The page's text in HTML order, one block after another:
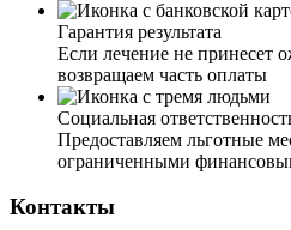
Гарантия результата
Если лечение не принесет
возвращаем часть оплаты
Социальная
Предоставляем льготные
ограниченными
Контакты